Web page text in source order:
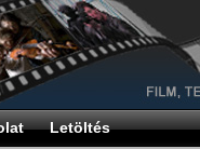
Letöltés